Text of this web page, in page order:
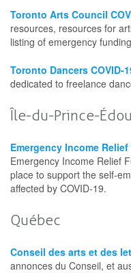
Toronto Arts Council
resources, resources for
listing of emergency
Toronto Dancers COVID-
dedicated to freelance
Île-du-Prince-
Emergency Income
Emergency Income Relief
place to support the self-
affected by COVID-19.
Québec
Conseil des arts et des
annonces du Conseil, et